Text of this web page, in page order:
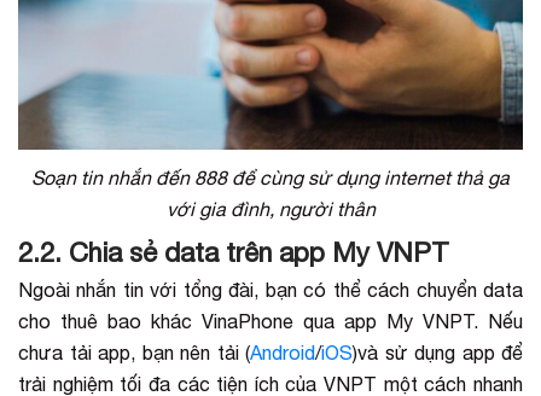
Soạn tin nhắn đến 888 để cùng sử dụng internet thả ga
với gia đình, người thân
2.2. Chia sẻ data trên app My VNPT
Ngoài nhắn tin với tổng đài, bạn có thể cách chuyển data
cho thuê bao khác VinaPhone qua app My VNPT. Nếu
chưa tải app, bạn nên tải (Android/iOS)và sử dụng app để
trải nghiệm tối đa các tiện ích của VNPT một cách nhanh